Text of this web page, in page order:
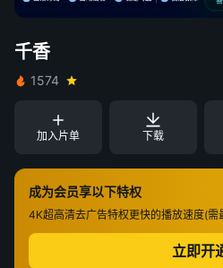
千香
1574
加入片单 下载
成为会员享以下特权
4K超高清去广告特权更快的播放速度(需
立即开